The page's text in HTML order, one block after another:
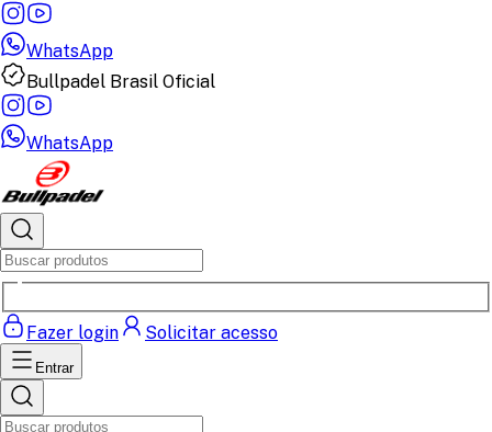
WhatsApp
Bullpadel Brasil Oficial
WhatsApp
Fazer login Solicitar acesso
Entrar